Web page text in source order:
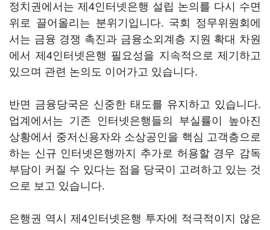
정치권에서는 제4인터넷은행 설립 논의를 다시 수면
위로 끌어올리는 분위기입니다. 국회 정무위원회에
서는 금융 경쟁 촉진과 금융소외계층 지원 확대 차원
에서 제4인터넷은행 필요성을 지속적으로 제기하고
있으며 관련 논의도 이어가고 있습니다.
반면 금융당국은 신중한 태도를 유지하고 있습니다.
업계에서는 기존 인터넷은행들의 부실률이 높아진
상황에서 중저신용자와 소상공인을 핵심 고객층으로
하는 신규 인터넷은행까지 추가로 허용할 경우 감독
부담이 커질 수 있다는 점을 당국이 고려하고 있는 것
으로 보고 있습니다.
은행권 역시 제4인터넷은행 투자에 적극적이지 않은